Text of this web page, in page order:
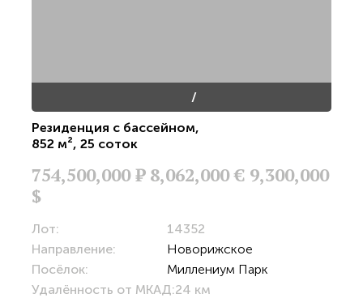
/
Резиденция с бассейном,
852 м², 25 соток
754,500,000Р 8,062,000 € 9,300,000
$
Лот:
14352
Направление:
Новорижское
Посёлок:
Миллениум Парк
Удалённость от МКАД:24 км